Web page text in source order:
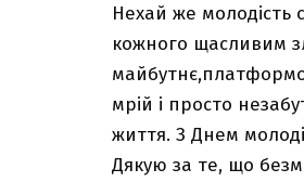
Нехай же молодість
кожного щасливим
мрій і просто
життя. З Днем
Дякую за те, що